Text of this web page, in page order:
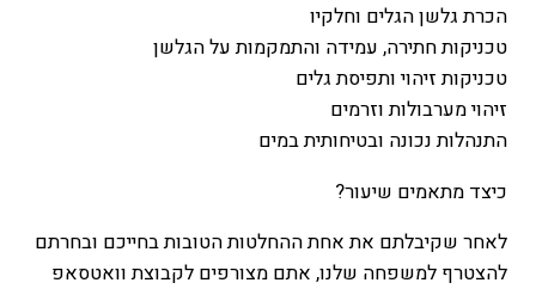
הכרת גלשן הגלים וחלקיו
טכניקות חתירה, עמידה והתמקמות על הגלשן
טכניקות זיהוי ותפיסת גלים
זיהוי מערבולות וזרמים
התנהלות נכונה ובטיחותית במים
כיצד מתאמים שיעור?
לאחר שקיבלתם את אחת ההחלטות הטובות בחייכם ובחרתם
להצטרף למשפחה שלנו, אתם מצורפים לקבוצת וואטסאפ